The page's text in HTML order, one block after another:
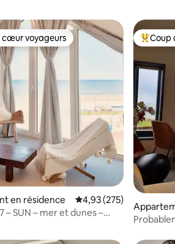
voyageurs les plus appréciés
cœur voyageurs
en résidence Évaluation moyenne
4,93 (275)
– SUN – mer et dunes –
Coups
Coup